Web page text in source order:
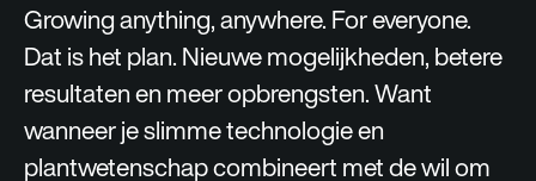
Growing anything, anywhere. For everyone.
Dat is het plan. Nieuwe mogelijkheden, betere
resultaten en meer opbrengsten. Want
wanneer je slimme technologie en
plantwetenschap combineert met de wil om